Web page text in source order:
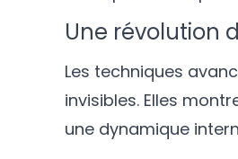
Une révolution
Les techniques
invisibles. Elles
une dynamique